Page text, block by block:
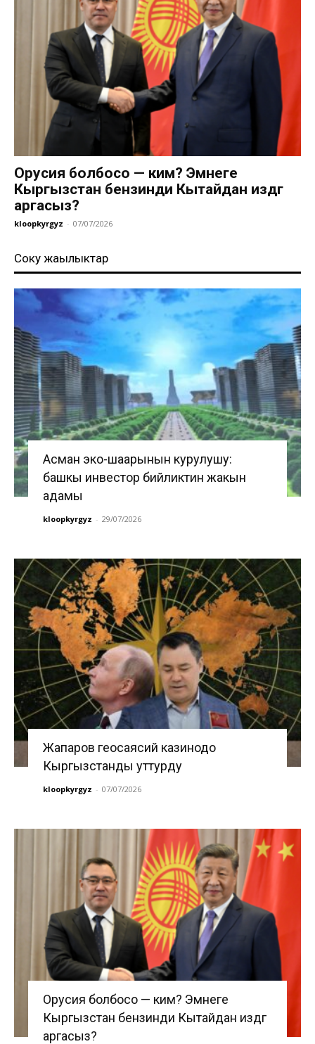
Орусия болбосо — ким? Эмнеге
Кыргызстан бензинди Кытайдан издөөгө
аргасыз?
kloopkyrgyz - 07/07/2026
Соңку жаңылыктар
Асман эко-шаарынын курулушу:
башкы инвестор бийликтин жакын
адамы
kloopkyrgyz - 29/07/2026
Жапаров геосаясий казинодо
Кыргызстанды уттурду
kloopkyrgyz - 07/07/2026
Орусия болбосо — ким? Эмнеге
Кыргызстан бензинди Кытайдан издөөгө
аргасыз?